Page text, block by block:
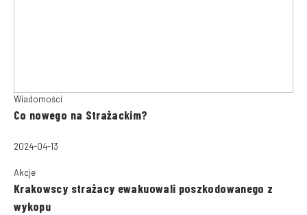
Wiadomości
Co nowego na Strażackim?
2024-04-13
Akcje
Krakowscy strażacy ewakuowali poszkodowanego z
wykopu